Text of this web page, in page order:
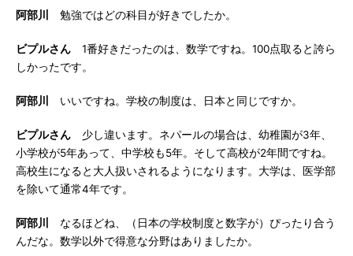
阿部川 勉強ではどの科目が好きでしたか。
ビプルさん 1番好きだったのは、数学ですね。100点取ると誇ら
しかったです。
阿部川 いいですね。学校の制度は、日本と同じですか。
ビプルさん 少し違います。ネパールの場合は、幼稚園が3年、
小学校が5年あって、中学校も5年。そして高校が2年間ですね。
高校生になると大人扱いされるようになります。大学は、医学部
を除いて通常4年です。
阿部川
なるほどね、（日本の学校制度と数字が）ぴったり合う
んだな。数学以外で得意な分野はありましたか。